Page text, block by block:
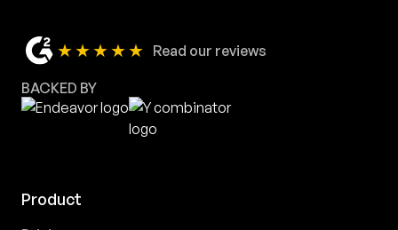
★★★★★ Read our reviews
BACKED BY
Product